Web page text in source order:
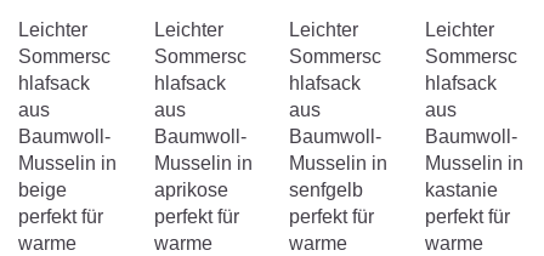
Was du beim Kauf eines
Sommerschlafsacks berücksichtigen
sollest…

Leichter
Sommersc
hlafsack
aus
Baumwoll-
Musselin in
beige
perfekt für
warme
Leichter
Sommersc
hlafsack
aus
Baumwoll-
Musselin in
aprikose
perfekt für
warme
Leichter
Sommersc
hlafsack
aus
Baumwoll-
Musselin in
senfgelb
perfekt für
warme
Leichter
Sommersc
hlafsack
aus
Baumwoll-
Musselin in
kastanie
perfekt für
warme